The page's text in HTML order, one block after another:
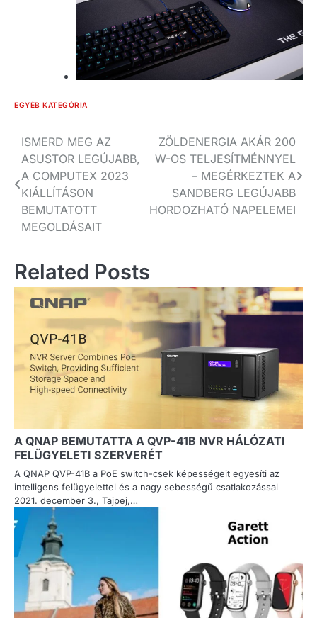
EGYÉB KATEGÓRIA
Bejegyzés
navigáció
ISMERD MEG AZ
ASUSTOR LEGÚJABB,
A COMPUTEX 2023
KIÁLLÍTÁSON
BEMUTATOTT
MEGOLDÁSAIT
ZÖLDENERGIA AKÁR 200
W-OS TELJESÍTMÉNNYEL
– MEGÉRKEZTEK A
SANDBERG LEGÚJABB
HORDOZHATÓ NAPELEMEI
Related Posts
A QNAP BEMUTATTA A QVP-41B NVR HÁLÓZATI
FELÜGYELETI SZERVERÉT
A QNAP QVP-41B a PoE switch-csek képességeit egyesíti az
intelligens felügyelettel és a nagy sebességű csatlakozással
2021. december 3., Tajpej,…